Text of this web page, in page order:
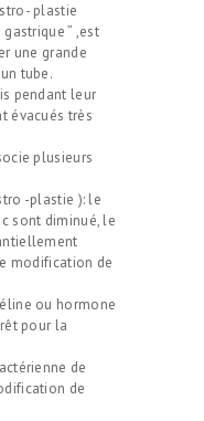
plastie
” ,est
une grande
tube.
pendant leur
évacués très
plusieurs
-plastie ): le
sont diminué, le
modification de
ou hormone
pour la
de
de